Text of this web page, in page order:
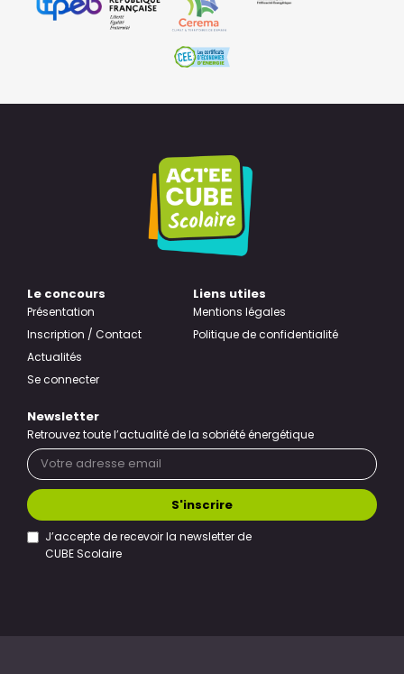
Le concours
Présentation
Inscription / Contact
Actualités
Se connecter
Liens utiles
Mentions légales
Politique de confidentialité
Newsletter
Retrouvez toute l’actualité de la sobriété énergétique
J’accepte de recevoir la newsletter de
CUBE Scolaire
S'inscrire